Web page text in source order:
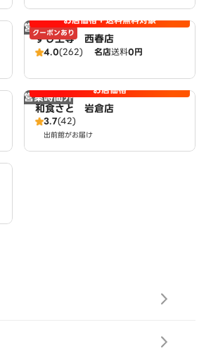
営業時間外
クーポンあり
お店価格＋送料無料対象
すし上等 西春店
4.0(262) 名店送料0円
営業時間外 お店価格
和食さと 岩倉店
3.7(42)
出前館がお届け